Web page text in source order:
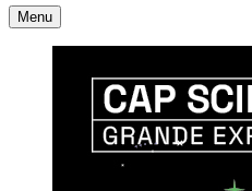
Accueil
Menu Contact